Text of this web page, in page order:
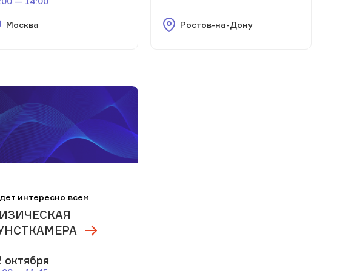
Москва Ростов-на-Дону
интересно всем
октября